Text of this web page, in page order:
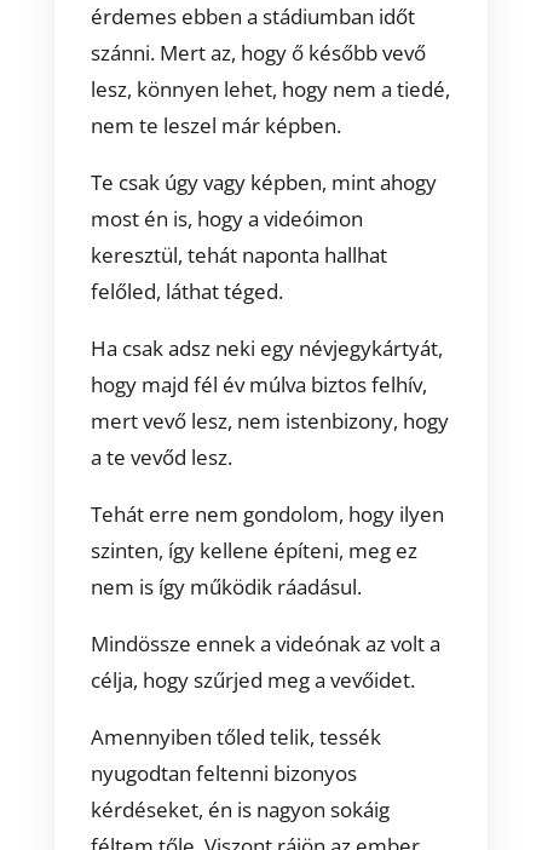
érdemes ebben a stádiumban időt
szánni. Mert az, hogy ő később vevő
lesz, könnyen lehet, hogy nem a tiedé,
nem te leszel már képben.
Te csak úgy vagy képben, mint ahogy
most én is, hogy a videóimon
keresztül, tehát naponta hallhat
felőled, láthat téged.
Ha csak adsz neki egy névjegykártyát,
hogy majd fél év múlva biztos felhív,
mert vevő lesz, nem istenbizony, hogy
a te vevőd lesz.
Tehát erre nem gondolom, hogy ilyen
szinten, így kellene építeni, meg ez
nem is így működik ráadásul.
Mindössze ennek a videónak az volt a
célja, hogy szűrjed meg a vevőidet.
Amennyiben tőled telik, tessék
nyugodtan feltenni bizonyos
kérdéseket, én is nagyon sokáig